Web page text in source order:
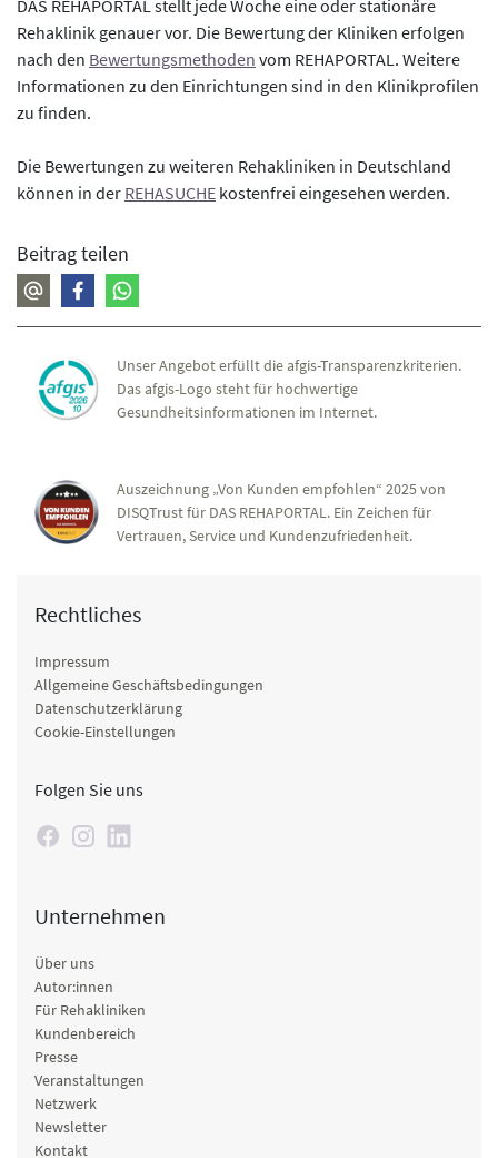
DAS REHAPORTAL stellt jede Woche eine oder stationäre
Rehaklinik genauer vor. Die Bewertung der Kliniken erfolgen
nach den Bewertungsmethoden vom REHAPORTAL. Weitere
Informationen zu den Einrichtungen sind in den Klinikprofilen
zu finden.
Die Bewertungen zu weiteren Rehakliniken in Deutschland
können in der REHASUCHE kostenfrei eingesehen werden.
Beitrag teilen
Unser Angebot erfüllt die afgis-Transparenzkriterien.
Das afgis-Logo steht für hochwertige
Gesundheitsinformationen im Internet.
Auszeichnung „Von Kunden empfohlen“ 2025 von
DISQTrust für DAS REHAPORTAL. Ein Zeichen für
Vertrauen, Service und Kundenzufriedenheit.
Rechtliches
Impressum
Allgemeine Geschäftsbedingungen
Datenschutzerklärung
Cookie-Einstellungen
Folgen Sie uns
Unternehmen
Über uns
Autor:innen
Für Rehakliniken
Kundenbereich
Presse
Veranstaltungen
Netzwerk
Newsletter
Kontakt